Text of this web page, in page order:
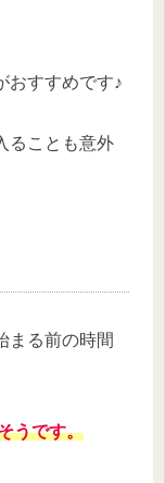
おすすめです♪
ることも意外
まる前の時間
うです。